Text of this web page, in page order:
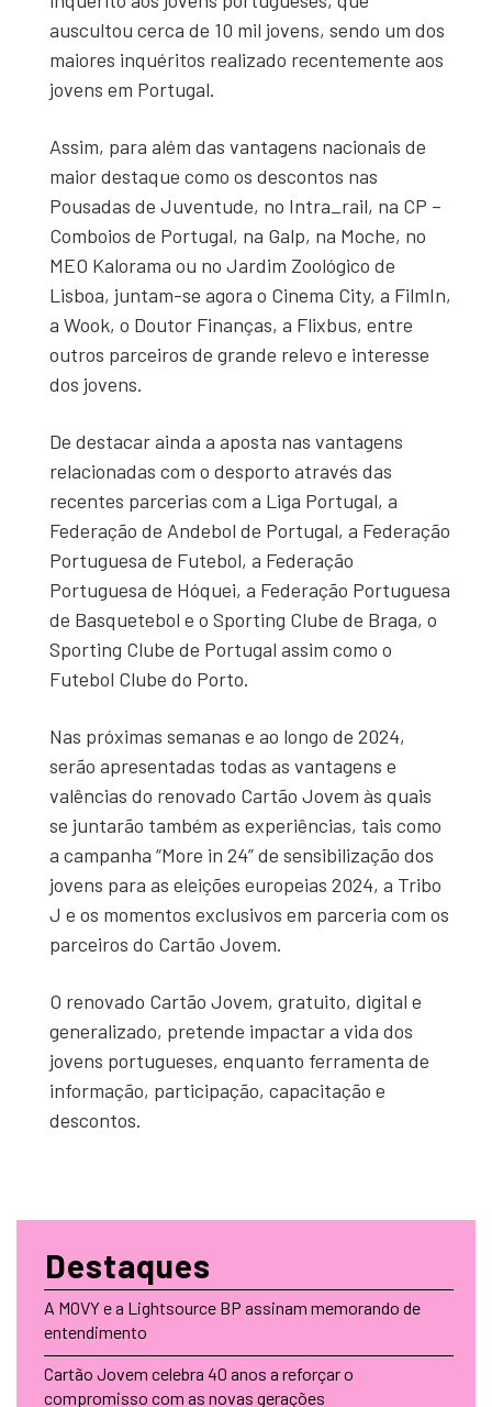
auscultou cerca de 10 mil jovens, sendo um dos
maiores inquéritos realizado recentemente aos
jovens em Portugal.
Assim, para além das vantagens nacionais de
maior destaque como os descontos nas
Pousadas de Juventude, no Intra_rail, na CP –
Comboios de Portugal, na Galp, na Moche, no
MEO Kalorama ou no Jardim Zoológico de
Lisboa, juntam-se agora o Cinema City, a FilmIn,
a Wook, o Doutor Finanças, a Flixbus, entre
outros parceiros de grande relevo e interesse
dos jovens.
De destacar ainda a aposta nas vantagens
relacionadas com o desporto através das
recentes parcerias com a Liga Portugal, a
Federação de Andebol de Portugal, a Federação
Portuguesa de Futebol, a Federação
Portuguesa de Hóquei, a Federação Portuguesa
de Basquetebol e o Sporting Clube de Braga, o
Sporting Clube de Portugal assim como o
Futebol Clube do Porto.
Nas próximas semanas e ao longo de 2024,
serão apresentadas todas as vantagens e
valências do renovado Cartão Jovem às quais
se juntarão também as experiências, tais como
a campanha “More in 24” de sensibilização dos
jovens para as eleições europeias 2024, a Tribo
J e os momentos exclusivos em parceria com os
parceiros do Cartão Jovem.
O renovado Cartão Jovem, gratuito, digital e
generalizado, pretende impactar a vida dos
jovens portugueses, enquanto ferramenta de
informação, participação, capacitação e
descontos.
Destaques
A MOVY e a Lightsource BP assinam memorando de
entendimento
Cartão Jovem celebra 40 anos a reforçar o
compromisso com as novas gerações